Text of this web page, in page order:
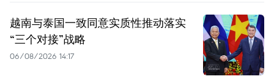
越南与泰国一致同意实质性推动落实
“三个对接”战略
06/08/2026 14:17